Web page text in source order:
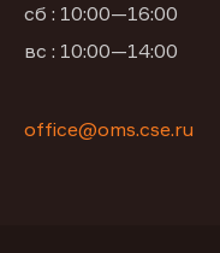
сб : 10:00—16:00
вс : 10:00—14:00
office@oms.cse.ru